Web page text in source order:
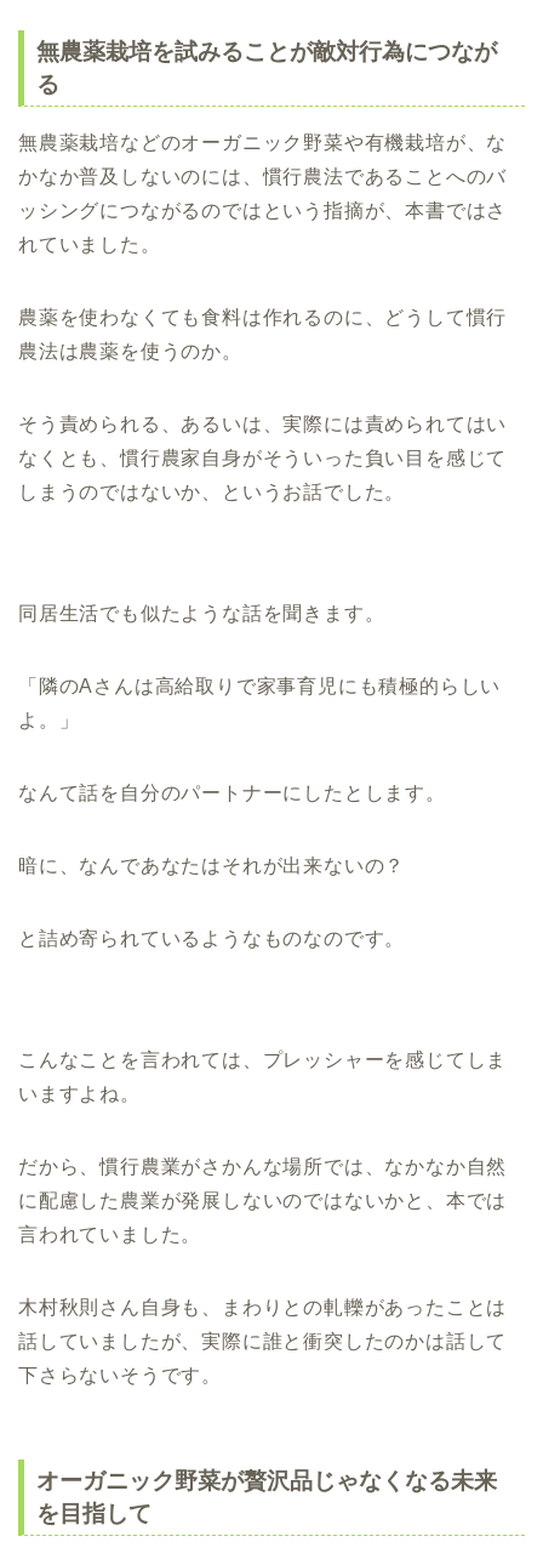
無農薬栽培を試みることが敵対行為につなが
る
無農薬栽培などのオーガニック野菜や有機栽培が、な
かなか普及しないのには、慣行農法であることへのバ
ッシングにつながるのではという指摘が、本書ではさ
れていました。
農薬を使わなくても食料は作れるのに、どうして慣行
農法は農薬を使うのか。
そう責められる、あるいは、実際には責められてはい
なくとも、慣行農家自身がそういった負い目を感じて
しまうのではないか、というお話でした。
同居生活でも似たような話を聞きます。
「隣のAさんは高給取りで家事育児にも積極的らしい
よ。」
なんて話を自分のパートナーにしたとします。
暗に、なんであなたはそれが出来ないの？
と詰め寄られているようなものなのです。
こんなことを言われては、プレッシャーを感じてしま
いますよね。
だから、慣行農業がさかんな場所では、なかなか自然
に配慮した農業が発展しないのではないかと、本では
言われていました。
木村秋則さん自身も、まわりとの軋轢があったことは
話していましたが、実際に誰と衝突したのかは話して
下さらないそうです。
オーガニック野菜が贅沢品じゃなくなる未来
を目指して